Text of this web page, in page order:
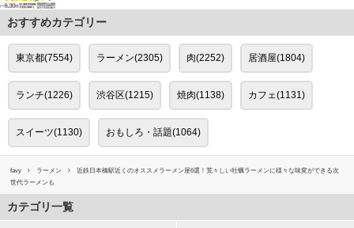
おすすめカテゴリー
東京都(7554) ラーメン(2305) 肉(2252) 居酒屋(1804)
ランチ(1226) 渋谷区(1215) 焼肉(1138) カフェ(1131)
スイーツ(1130) おもしろ・話題(1064)
favy ラーメン
近鉄日本橋駅近くのオススメラーメン屋6選！荒々しい牡蠣ラーメンに様々な味変ができる次
世代ラーメンも
カテゴリ一覧